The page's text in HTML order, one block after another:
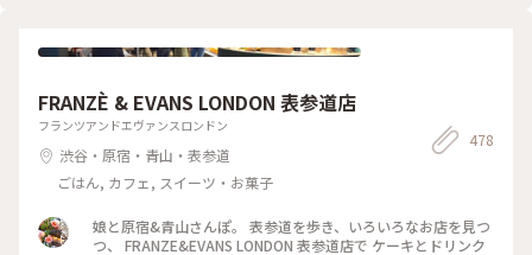
た。 #心は春色#東向島#こぐま#古民家カフェ#東京カフェ#ゆ
FRANZÈ & EVANS LONDON 表参道店
フランツアンドエヴァンスロンドン
渋谷・原宿・青山・表参道
ごはん, カフェ, スイーツ・お菓子
478
娘と原宿&青山さんぽ。 表参道を歩き、いろいろなお店を見つ
つ、 FRANZE&EVANS LONDON 表参道店で ケーキとドリンク